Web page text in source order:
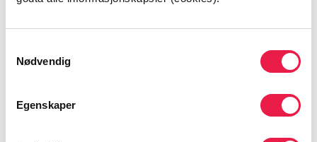
Nødvendig
Egenskaper
det. Dysfagi er ikke en sykdom, men et symptom
innføringskurs for alt helsepersonell.